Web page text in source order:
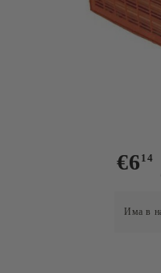
Ханиманов
€6 14
Има в